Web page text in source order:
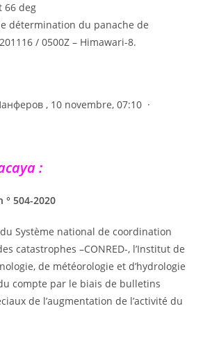
66 deg
détermination du panache de
/ 0500Z – Himawari-8.
, 10 novembre, 07:10 ·
:
504-2020
Système national de coordination
catastrophes –CONRED-, l’Institut de
de météorologie et d’hydrologie
compte par le biais de bulletins
de l’augmentation de l’activité du